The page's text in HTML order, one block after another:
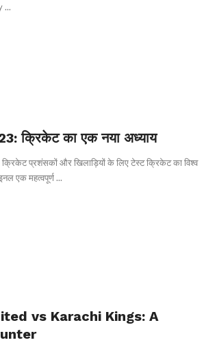
...
क्रिकेट का एक नया अध्याय
क्रिकेट प्रशंसकों और खिलाड़ियों के लिए टेस्ट क्रिकेट का विश्व
एक महत्वपूर्ण ...
vs Karachi Kings: A